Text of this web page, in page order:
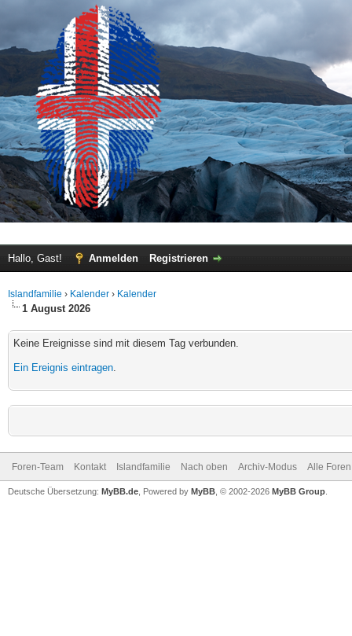
Hallo, Gast! Anmelden Registrieren
Islandfamilie › Kalender › Kalender
1 August 2026
Keine Ereignisse sind mit diesem Tag verbunden.
Ein Ereignis eintragen.
Foren-Team Kontakt Islandfamilie Nach oben Archiv-Modus Alle
Deutsche Übersetzung: MyBB.de , Powered by MyBB , © 2002-2026 MyBB Group